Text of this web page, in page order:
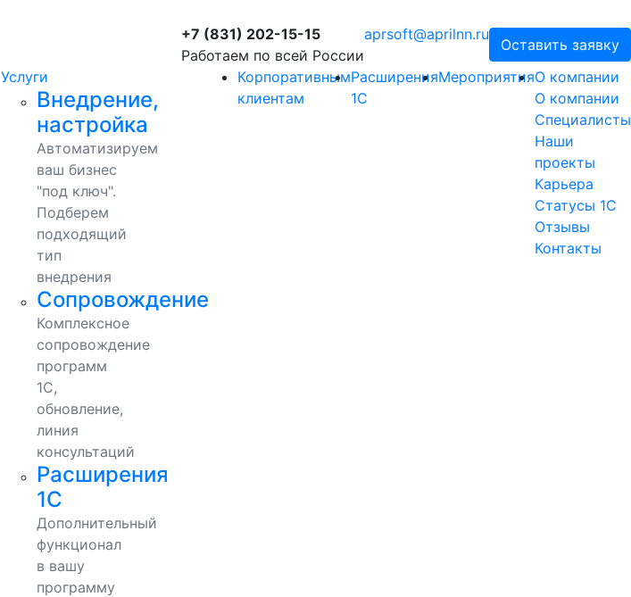
+7 (831) 202-15-15
Работаем по всей России
aprsoft@aprilnn.ru
Оставить заявку
Услуги
Внедрение,
настройка
Автоматизируем
ваш бизнес
"под ключ".
Подберем
подходящий
тип
внедрения
Сопровождение
Комплексное
сопровождение
программ
1С,
обновление,
линия
консультаций
Расширения
1С
Дополнительный
функционал
в вашу
программу
Корпоративным
клиентам
Расширения
1С
МероприятияО компании
О компании
Специалисты
Наши
проекты
Карьера
Статусы 1С
Отзывы
Контакты